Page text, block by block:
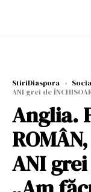
StiriDiaspora ›
ANI grei de
Anglia.
ANI grei